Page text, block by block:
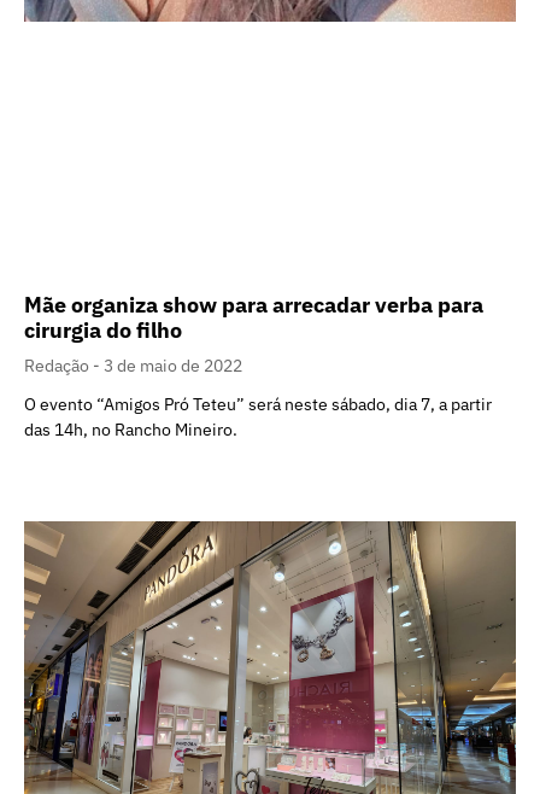
Mãe organiza show para arrecadar verba para
cirurgia do filho
Redação
3 de maio de 2022
O evento “Amigos Pró Teteu” será neste sábado, dia 7, a partir
das 14h, no Rancho Mineiro.